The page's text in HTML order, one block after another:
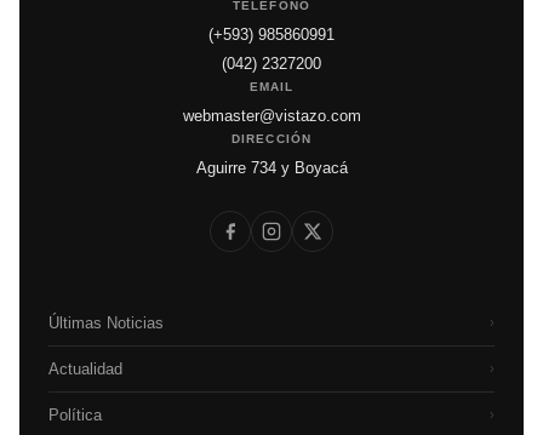
TELÉFONO
(+593) 985860991
(042) 2327200
EMAIL
webmaster@vistazo.com
DIRECCIÓN
Aguirre 734 y Boyacá
Últimas Noticias ›
Actualidad ›
Política ›